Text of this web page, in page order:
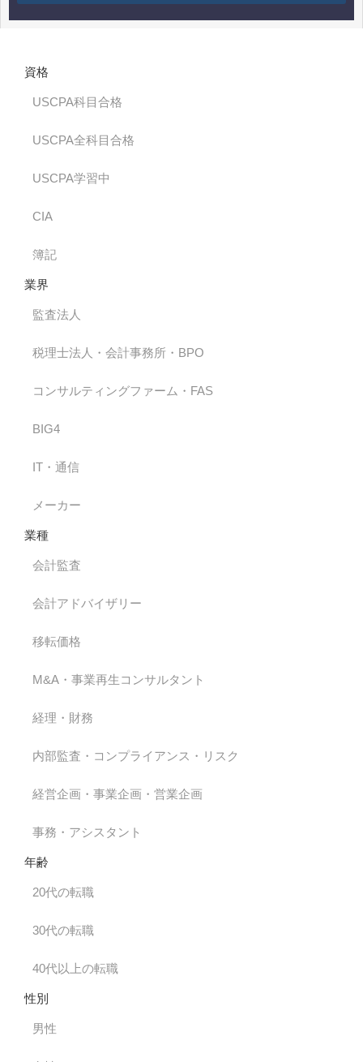
資格
USCPA科目合格
USCPA全科目合格
USCPA学習中
CIA
簿記
業界
監査法人
税理士法人・会計事務所・BPO
コンサルティングファーム・FAS
BIG4
IT・通信
メーカー
業種
会計監査
会計アドバイザリー
移転価格
M&A・事業再生コンサルタント
経理・財務
内部監査・コンプライアンス・リスク
経営企画・事業企画・営業企画
事務・アシスタント
年齢
20代の転職
30代の転職
40代以上の転職
性別
男性